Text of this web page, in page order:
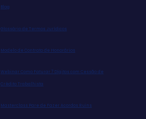
Blog
Glossário de Termos Jurídicos
Modelo de Contrato de Honorários
Webinar Como Faturar 7 Dígitos com Cessão de
Crédito Trabalhista
Masterclass Pare de Fazer Acordos Ruins